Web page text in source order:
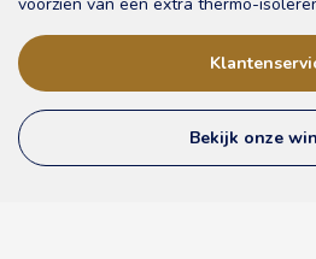
Bekijk onze